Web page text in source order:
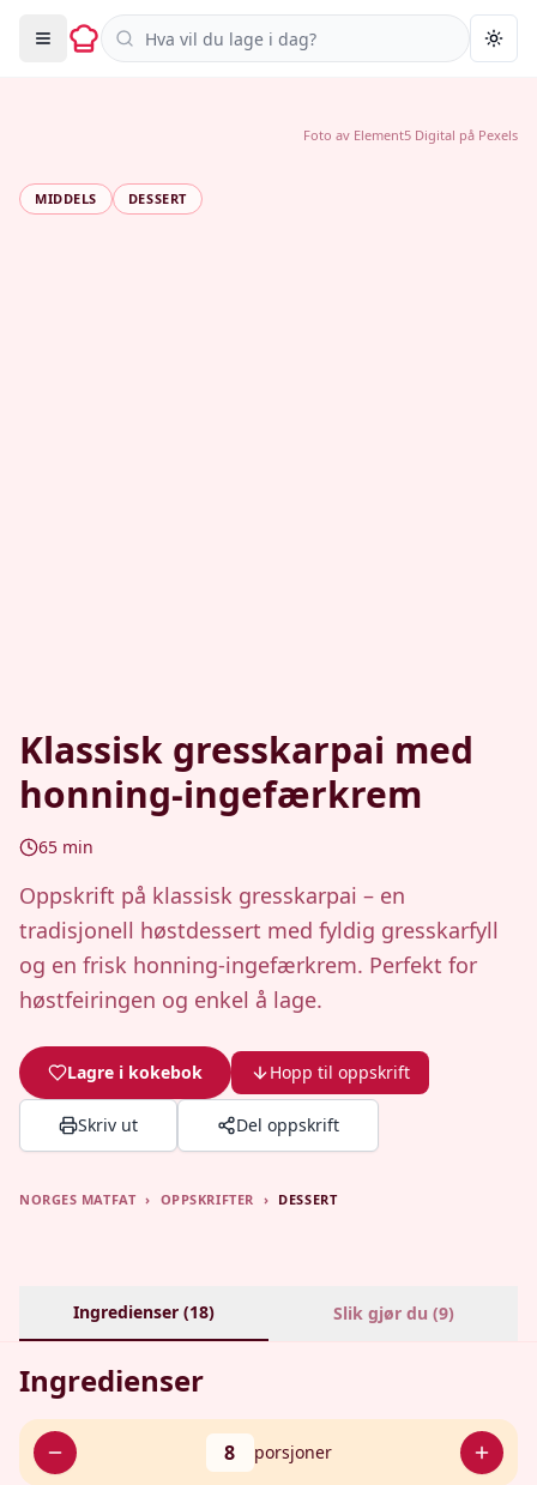
Søk i oppskrifter
MIDDELS DESSERT
Klassisk gresskarpai med
honning-ingefærkrem
65 min
Oppskrift på klassisk gresskarpai – en
tradisjonell høstdessert med fyldig gresskarfyll
og en frisk honning-ingefærkrem. Perfekt for
høstfeiringen og enkel å lage.
Lagre i kokebok Hopp til oppskrift
Skriv ut Del oppskrift
Foto av Element5 Digital på Pexels
NORGES MATFAT › OPPSKRIFTER › DESSERT
Ingredienser (18) Slik gjør du (9)
Ingredienser
8 porsjoner